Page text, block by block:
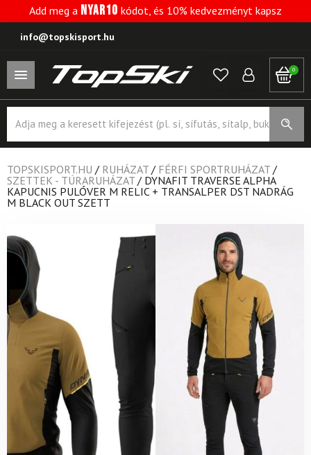
Add meg a NYAR10 kódot, és 10% kedvezményt kapsz
info@topskisport.hu
0
search
TOPSKISPORT.HU / RUHÁZAT / FÉRFI SPORTRUHÁZAT /
SZETTEK - TÚRARUHÁZAT / DYNAFIT TRAVERSE ALPHA
KAPUCNIS PULÓVER M RELIC + TRANSALPER DST NADRÁG
M BLACK OUT SZETT